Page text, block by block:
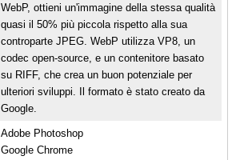
WebP, ottieni un'immagine della stessa qualità
quasi il 50% più piccola rispetto alla sua
controparte JPEG. WebP utilizza VP8, un
codec open-source, e un contenitore basato
su RIFF, che crea un buon potenziale per
ulteriori sviluppi. Il formato è stato creato da
Google.
Adobe Photoshop
Google Chrome